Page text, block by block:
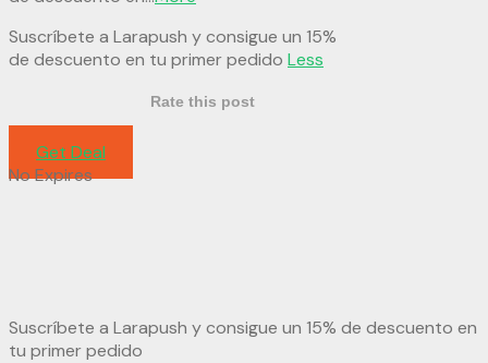
Suscríbete a Larapush y consigue un 15%
de descuento en tu primer pedido Less
Rate this post
Get Deal
No Expires
Suscríbete a Larapush y consigue un 15% de descuento en
tu primer pedido